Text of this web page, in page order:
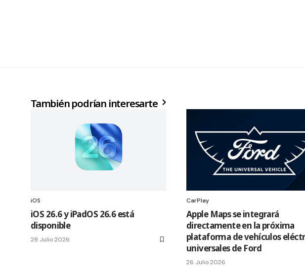
También podrían interesarte
iOS
iOS 26.6 y iPadOS 26.6 está
disponible
28 Julio 2026
CarPlay
Apple Maps se integrará
directamente en la próxima
plataforma de vehículos
universales de Ford
26 Julio 2026